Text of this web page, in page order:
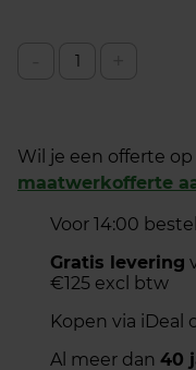
Wil je een offerte
maatwerkofferte
Voor 14:00
Gratis levering
€125 excl btw
Kopen via iDeal
Al meer dan 40